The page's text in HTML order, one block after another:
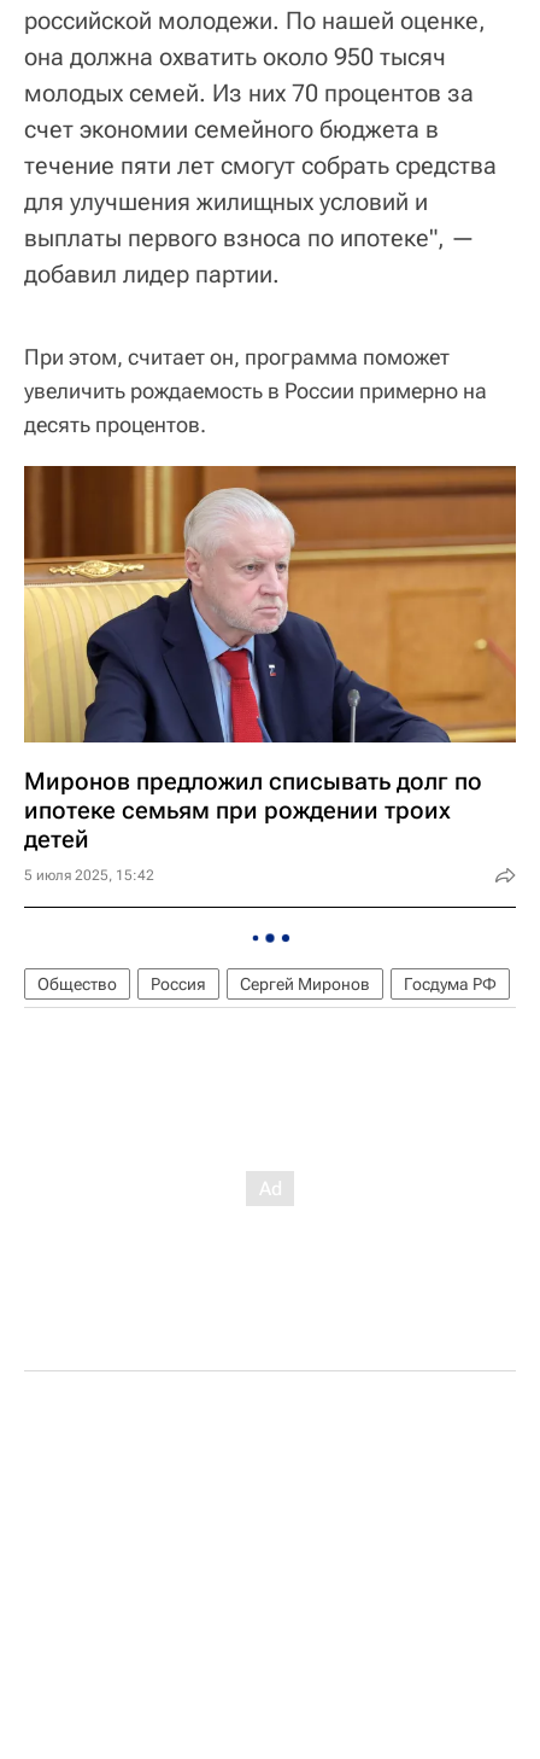
российской молодежи. По нашей оценке,
она должна охватить около 950 тысяч
молодых семей. Из них 70 процентов за
счет экономии семейного бюджета в
течение пяти лет смогут собрать средства
для улучшения жилищных условий и
выплаты первого взноса по ипотеке", —
добавил лидер партии.
При этом, считает он, программа поможет
увеличить рождаемость в России примерно на
десять процентов.
Миронов предложил списывать долг по
ипотеке семьям при рождении троих
детей
5 июля 2025, 15:42
Общество Россия Сергей Миронов Госдума РФ